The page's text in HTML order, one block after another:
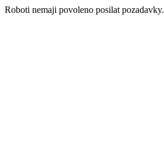
Roboti nemaji povoleno posilat pozadavky.